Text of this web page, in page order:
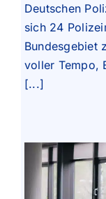
Deutschen
sich 24
Bundesgebiet
voller Tempo,
[...]